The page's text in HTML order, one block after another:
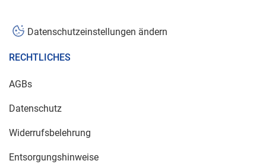
Datenschutzeinstellungen ändern
RECHTLICHES
AGBs
Datenschutz
Widerrufsbelehrung
Entsorgungshinweise